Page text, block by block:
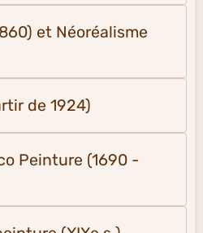
et Néoréalisme
de 1924)
Peinture (1690 -